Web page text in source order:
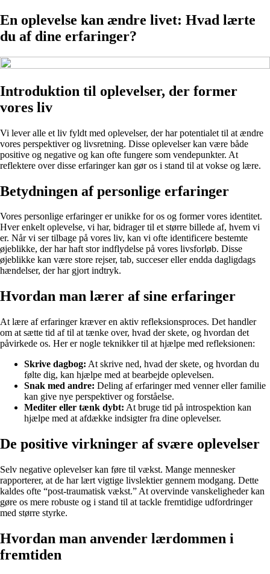
En oplevelse kan ændre livet: Hvad lærte
du af dine erfaringer?
Introduktion til oplevelser, der former
vores liv
Vi lever alle et liv fyldt med oplevelser, der har potentialet til at ændre
vores perspektiver og livsretning. Disse oplevelser kan være både
positive og negative og kan ofte fungere som vendepunkter. At
reflektere over disse erfaringer kan gør os i stand til at vokse og lære.
Betydningen af personlige erfaringer
Vores personlige erfaringer er unikke for os og former vores identitet.
Hver enkelt oplevelse, vi har, bidrager til et større billede af, hvem vi
er. Når vi ser tilbage på vores liv, kan vi ofte identificere bestemte
øjeblikke, der har haft stor indflydelse på vores livsforløb. Disse
øjeblikke kan være store rejser, tab, succeser eller endda dagligdags
hændelser, der har gjort indtryk.
Hvordan man lærer af sine erfaringer
At lære af erfaringer kræver en aktiv refleksionsproces. Det handler
om at sætte tid af til at tænke over, hvad der skete, og hvordan det
påvirkede os. Her er nogle teknikker til at hjælpe med refleksionen:
Skrive dagbog: At skrive ned, hvad der skete, og hvordan du
følte dig, kan hjælpe med at bearbejde oplevelsen.
Snak med andre: Deling af erfaringer med venner eller familie
kan give nye perspektiver og forståelse.
Mediter eller tænk dybt: At bruge tid på introspektion kan
hjælpe med at afdække indsigter fra dine oplevelser.
De positive virkninger af svære oplevelser
Selv negative oplevelser kan føre til vækst. Mange mennesker
rapporterer, at de har lært vigtige livslektier gennem modgang. Dette
kaldes ofte “post-traumatisk vækst.” At overvinde vanskeligheder kan
gøre os mere robuste og i stand til at tackle fremtidige udfordringer
med større styrke.
Hvordan man anvender lærdommen i
fremtiden